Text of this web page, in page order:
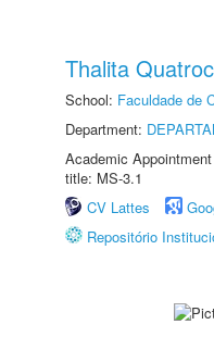
Thalita
School: Faculdade de
Department:
Academic
title: MS-3.1
CV Lattes
Repositório